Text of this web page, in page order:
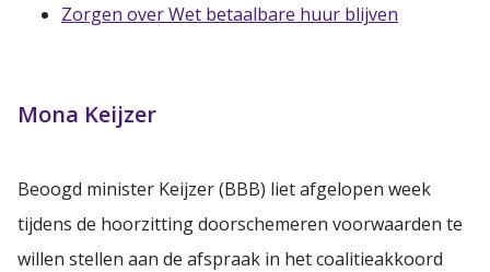
Zorgen over Wet betaalbare huur blijven
Mona Keijzer
Beoogd minister Keijzer (BBB) liet afgelopen week
tijdens de hoorzitting doorschemeren voorwaarden te
willen stellen aan de afspraak in het coalitieakkoord